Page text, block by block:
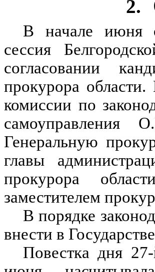
2.
В начале июня
сессия
согласовании
прокурора
комиссии по
самоуправления
Генеральную
главы
прокурора
заместителем
В порядке
внести в
Повестка дня